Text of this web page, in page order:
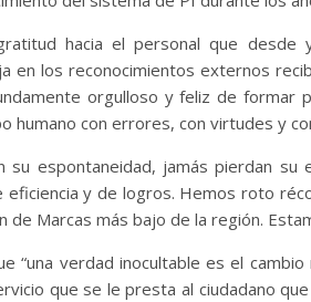
hacia el personal que desde
en los reconocimientos externos
orgulloso y feliz de
humano con errores, con virtudes y
su espontaneidad, jamás pierdan
eficiencia y de logros. Hemos roto
de Marcas más bajo de la región.
“una verdad inocultable es el
que se le presta al ciudadano